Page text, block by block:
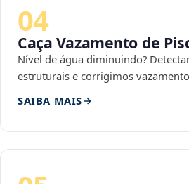
04
Caça Vazamento de
Nível de água diminuindo?
estruturais e corrigimos
SAIBA MAIS